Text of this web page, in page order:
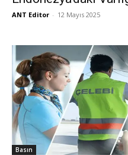
ANT Editor - 12 Mayıs 2025
Basın